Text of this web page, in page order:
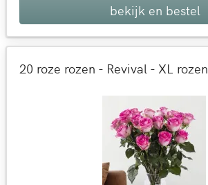
bekijk en bestel
20 roze rozen - Revival - XL rozen